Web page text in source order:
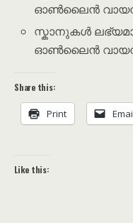
ഓൺലൈൻ
സ്കാനുകൾ
ഓൺലൈൻ
Share this:
Print
Like this: